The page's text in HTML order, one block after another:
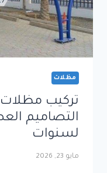
مظلات
تركيب مظلات
التصاميم
لسنوات
مايو 23, 2026